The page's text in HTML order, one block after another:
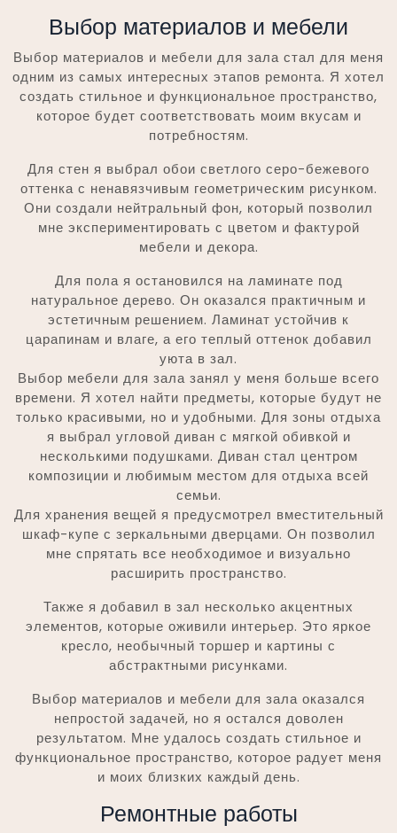
Выбор материалов и мебели
Выбор материалов и мебели для зала стал для меня
одним из самых интересных этапов ремонта. Я хотел
создать стильное и функциональное пространство,
которое будет соответствовать моим вкусам и
потребностям.
Для стен я выбрал обои светлого серо-бежевого
оттенка с ненавязчивым геометрическим рисунком.
Они создали нейтральный фон, который позволил
мне экспериментировать с цветом и фактурой
мебели и декора.
Для пола я остановился на ламинате под
натуральное дерево. Он оказался практичным и
эстетичным решением. Ламинат устойчив к
царапинам и влаге, а его теплый оттенок добавил
уюта в зал.
Выбор мебели для зала занял у меня больше всего
времени. Я хотел найти предметы, которые будут не
только красивыми, но и удобными. Для зоны отдыха
я выбрал угловой диван с мягкой обивкой и
несколькими подушками. Диван стал центром
композиции и любимым местом для отдыха всей
семьи.
Для хранения вещей я предусмотрел вместительный
шкаф-купе с зеркальными дверцами. Он позволил
мне спрятать все необходимое и визуально
расширить пространство.
Также я добавил в зал несколько акцентных
элементов, которые оживили интерьер. Это яркое
кресло, необычный торшер и картины с
абстрактными рисунками.
Выбор материалов и мебели для зала оказался
непростой задачей, но я остался доволен
результатом. Мне удалось создать стильное и
функциональное пространство, которое радует меня
и моих близких каждый день.
Ремонтные работы